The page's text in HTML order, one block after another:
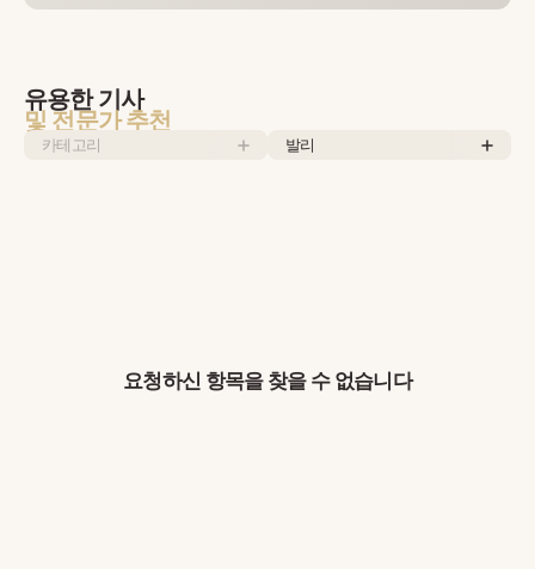
유용한 기사
및 전문가 추천
카테고리 발리
요청하신 항목을 찾을 수 없습니다